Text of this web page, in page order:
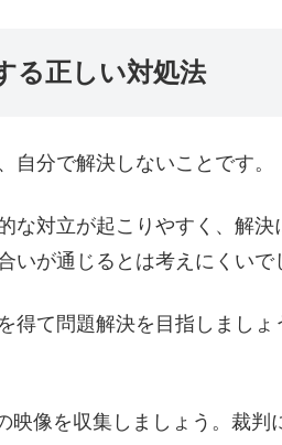
る正しい対処法
自分で解決しないことです。
な対立が起こりやすく、解
いが通じるとは考えにくいで
得て問題解決を目指しましょ
像を収集しましょう。裁判